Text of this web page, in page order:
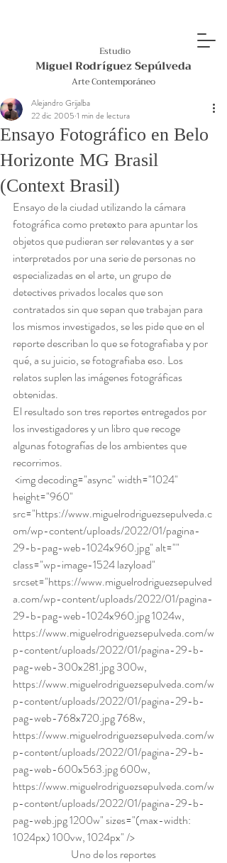
Estudio
Miguel Rodríguez Sepúlveda
Arte Contemporáneo
Ensayo Fotográfico en Belo
Horizonte MG Brasil
(Context Brasil)
Alejandro Grijalba
22 dic 2005 1 min de lectura
Ensayo de la ciudad utilizando la cámara
fotográfica como pretexto para apuntar los
objetos que pudieran ser relevantes y a ser
interpretados por una serie de personas no
especializadas en el arte, un grupo de
detectives privados locales que son
contratados sin que sepan que trabajan para
los mismos investigados, se les pide que en el
reporte describan lo que se fotografiaba y por
qué, a su juicio, se fotografiaba eso. Los
relatos suplen las imágenes fotográficas
obtenidas.
El resultado son tres reportes entregados por
los investigadores y un libro que recoge
algunas fotografías de los ambientes que
recorrimos.
height="960"
src="https://www.miguelrodriguezsepulveda.c
om/wp-content/uploads/2022/01/pagina-
29-b-pag-web-1024x960.jpg" alt=""
class="wp-image-1524 lazyload"
srcset="https://www.miguelrodriguezsepulved
a.com/wp-content/uploads/2022/01/pagina-
29-b-pag-web-1024x960.jpg 1024w,
https://www.miguelrodriguezsepulveda.com/w
p-content/uploads/2022/01/pagina-29-b-
pag-web-300x281.jpg 300w,
https://www.miguelrodriguezsepulveda.com/w
p-content/uploads/2022/01/pagina-29-b-
pag-web-768x720.jpg 768w,
https://www.miguelrodriguezsepulveda.com/w
p-content/uploads/2022/01/pagina-29-b-
pag-web-600x563.jpg 600w,
https://www.miguelrodriguezsepulveda.com/w
p-content/uploads/2022/01/pagina-29-b-
pag-web.jpg 1200w" sizes="(max-width:
1024px) 100vw, 1024px" />
Uno de los reportes